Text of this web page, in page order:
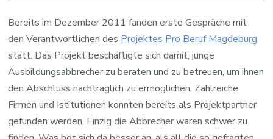
Bereits im Dezember 2011 fanden erste Gespräche mit
den Verantwortlichen des Projektes Pro Beruf Magdeburg
statt. Das Projekt beschäftigte sich damit, junge
Ausbildungsabbrecher zu beraten und zu betreuen, um ihnen
den Abschluss nachträglich zu ermöglichen. Zahlreiche
Firmen und Istitutionen konnten bereits als Projektpartner
gefunden werden. Einzig die Abbrecher waren schwer zu